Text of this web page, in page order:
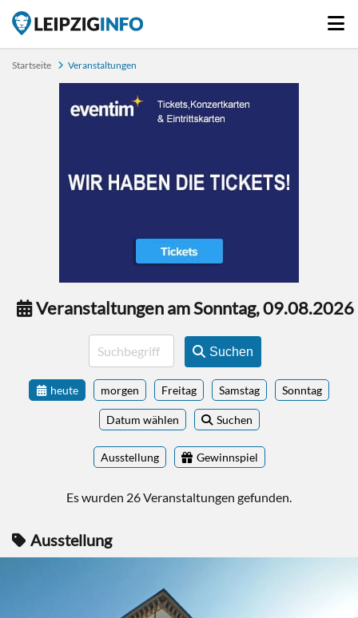
Startseite Veranstaltungen
Veranstaltungen am Sonntag, 09.08.2026
Suchen
heute morgen Freitag Samstag Sonntag
Datum wählen Suchen
Ausstellung Gewinnspiel
Es wurden 26 Veranstaltungen gefunden.
Ausstellung